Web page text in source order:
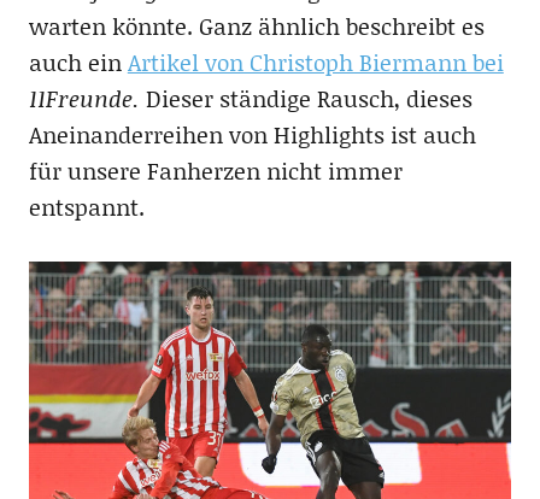
warten könnte. Ganz ähnlich beschreibt es
auch einArtikel von Christoph Biermann bei
11Freunde. Dieser ständige Rausch, dieses
Aneinanderreihen von Highlights ist auch
für unsere Fanherzen nicht immer
entspannt.